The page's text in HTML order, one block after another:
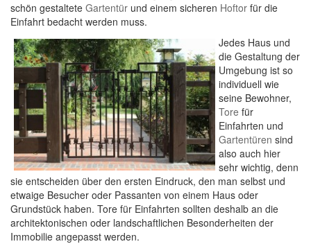
schön gestaltete Gartentür und einem sicheren Hoftor für die
Einfahrt bedacht werden muss.
Jedes Haus und
die Gestaltung der
Umgebung ist so
individuell wie
seine Bewohner,
Tore für
Einfahrten und
Gartentüren sind
also auch hier
sehr wichtig, denn
sie entscheiden über den ersten Eindruck, den man selbst und
etwaige Besucher oder Passanten von einem Haus oder
Grundstück haben. Tore für Einfahrten sollten deshalb an die
architektonischen oder landschaftlichen Besonderheiten der
Immobilie angepasst werden.